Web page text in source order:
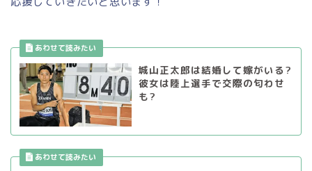
城山正太郎は結婚して嫁がいる?
彼女は陸上選手で交際の匂わせ
も?